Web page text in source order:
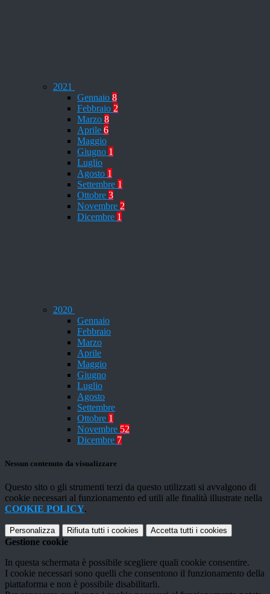
2021
Gennaio 8
Febbraio 2
Marzo 8
Aprile 6
Maggio
Giugno 1
Luglio
Agosto 1
Settembre 1
Ottobre 3
Novembre 2
Dicembre 1
2020
Gennaio
Febbraio
Marzo
Aprile
Maggio
Giugno
Luglio
Agosto
Settembre
Ottobre 1
Novembre 52
Dicembre 7
Nessun contenuto da visualizzare
Questo sito o gli strumenti terzi da questo utilizzati si avvalgono di
cookie necessari al funzionamento ed utili alle finalità illustrate nella
COOKIE POLICY.
Personalizza Rifiuta tutti i cookies Accetta tutti i cookies
Gestione cookie
In questa schermata è possibile scegliere quali cookie consentire.
I cookie necessari sono quelli che consentono il funzionamento della
piattaforma e non è possibile disabilitarli.